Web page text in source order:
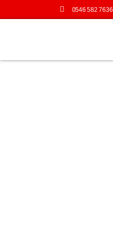
0546 582 7636